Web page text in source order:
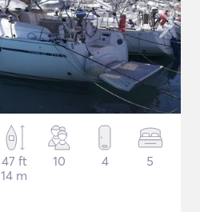
47 ft
14 m
10 4 5